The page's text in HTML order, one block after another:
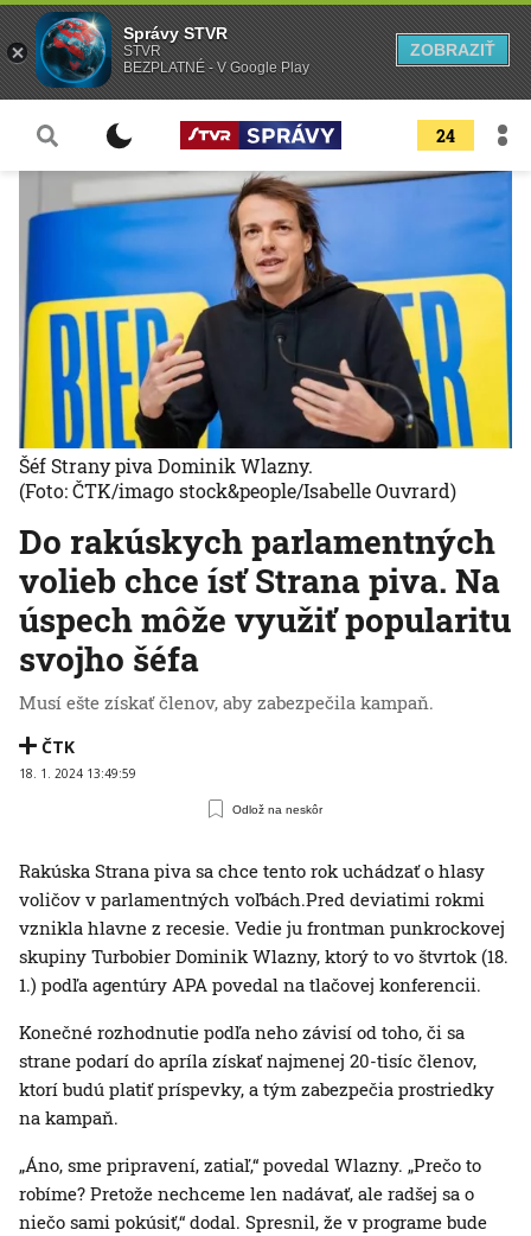
24
Do rakúskych parlamentných
volieb chce ísť Strana piva. Na
úspech môže využiť popularitu
svojho šéfa
Musí ešte získať členov, aby zabezpečila kampaň.
ČTK
18. 1. 2024 13:49:59
Odlož na neskôr
Šéf Strany piva Dominik Wlazny.
(Foto: ČTK/imago stock&people/Isabelle Ouvrard)
Rakúska Strana piva sa chce tento rok uchádzať o hlasy
voličov v parlamentných voľbách.Pred deviatimi rokmi
vznikla hlavne z recesie. Vedie ju frontman punkrockovej
skupiny Turbobier Dominik Wlazny, ktorý to vo štvrtok (18.
1.) podľa agentúry APA povedal na tlačovej konferencii.
Konečné rozhodnutie podľa neho závisí od toho, či sa
strane podarí do apríla získať najmenej 20-tisíc členov,
ktorí budú platiť príspevky, a tým zabezpečia prostriedky
na kampaň.
„Áno, sme pripravení, zatiaľ,“ povedal Wlazny. „Prečo to
robíme? Pretože nechceme len nadávať, ale radšej sa o
niečo sami pokúsiť,“ dodal. Spresnil, že v programe bude
Správy STVR
STVR
BEZPLATNÉ - V Google Play
ZOBRAZIŤ